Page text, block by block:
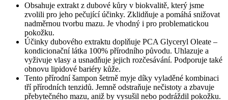
Obsahuje extrakt z dubové kůry v biokvalitě, který jsme
zvolili pro jeho pečující účinky. Zklidňuje a pomáhá snižovat
nadměrnou tvorbu mazu. Je vhodný i pro problematickou
pokožku.
Účinky dubového extraktu doplňuje PCA Glyceryl Oleate –
kondicionační látka 100% přírodního původu. Uhlazuje a
vyživuje vlasy a usnadňuje jejich rozčesávání. Podporuje také
obnovu lipidové bariéry kůže.
Tento přírodní šampon šetrně myje díky vyladěné kombinaci
tří přírodních tenzidů. Jemně odstraňuje nečistoty a zbavuje
přebytečného mazu, aniž by vysušil nebo podráždil pokožku.